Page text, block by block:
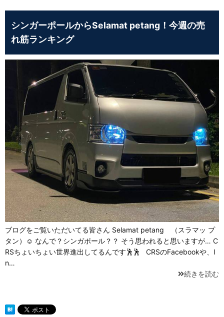
シンガーポールからSelamat petang！今週の売
れ筋ランキング
ブログをご覧いただいてる皆さん Selamat petang （スラマッ プ
タン）☺ なんで？シンガポール？？ そう思われると思いますが… C
RSちょいちょい世界進出してるんです🕺🕺 CRSのFacebookや、I
n…
続きを読む